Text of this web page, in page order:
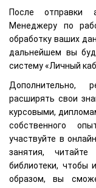
После отправки
Менеджеру по
обработку ваших
дальнейшем вы
систему «Личный
Дополнительно,
расширять свои
курсовыми,
собственного
участвуйте в
занятия,
библиотеки, чтобы
образом, вы